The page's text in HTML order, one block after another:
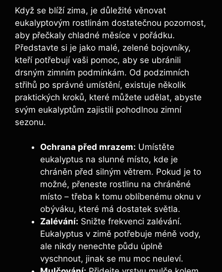
Když se blíží zima, je důležité věnovat
eukalyptovým rostlinám dostatečnou pozornost,
aby přečkaly chladné měsíce v pořádku.
Představte si je jako malé, zelené bojovníky,
kteří potřebují vaši pomoc, aby se ubránili
drsným zimním podmínkám. Od podzimních
střihů po správné umístění, existuje několik
praktických kroků, které můžete udělat, abyste
svým eukalyptům zajistili pohodlnou zimní
sezonu.
Ochrana před mrazem: Umístěte
eukalyptus na slunné místo, kde je
chráněn před silným větrem. Pokud je to
možné, přeneste rostlinu na chráněné
místo – třeba k tomu oblíbenému oknu v
obýváku, které má dostatek světla.
Zalévání: Snižte frekvenci zalévání.
Eukalyptus v zimě potřebuje méně vody,
ale nikdy nenechte půdu úplně
vyschnout, jinak se mu moc neuleví.